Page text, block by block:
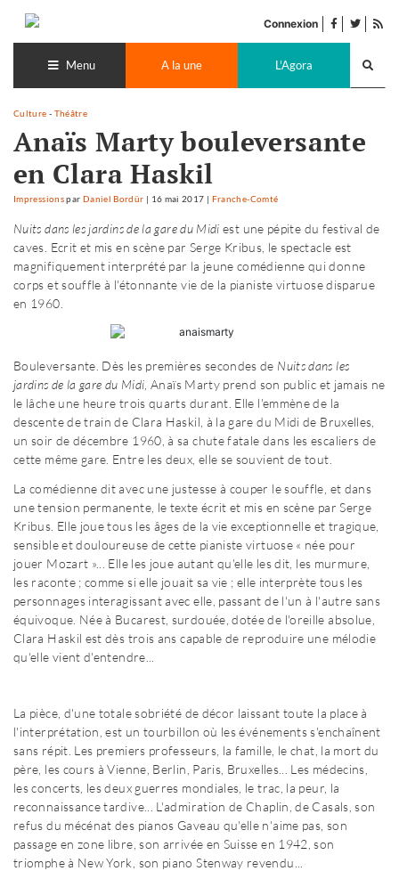
contenu
Connexion facebook
twitter
Menu A la une L'Agora
Culture - Théâtre
Anaïs Marty bouleversante
en Clara Haskil
Impressionspar Daniel Bordür | 16 mai 2017 | Franche-Comté
Nuits dans les jardins de la gare du Midi est une pépite du festival de
caves. Ecrit et mis en scène par Serge Kribus, le spectacle est
magnifiquement interprété par la jeune comédienne qui donne
corps et souffle à l'étonnante vie de la pianiste virtuose disparue
en 1960.
Bouleversante. Dès les premières secondes de Nuits dans les
jardins de la gare du Midi , Anaïs Marty prend son public et jamais ne
le lâche une heure trois quarts durant. Elle l'emmène de la
descente de train de Clara Haskil, à la gare du Midi de Bruxelles,
un soir de décembre 1960, à sa chute fatale dans les escaliers de
cette même gare. Entre les deux, elle se souvient de tout.
La comédienne dit avec une justesse à couper le souffle, et dans
une tension permanente, le texte écrit et mis en scène par Serge
Kribus. Elle joue tous les âges de la vie exceptionnelle et tragique,
sensible et douloureuse de cette pianiste virtuose « née pour
jouer Mozart »... Elle les joue autant qu'elle les dit, les murmure,
les raconte ; comme si elle jouait sa vie ; elle interprète tous les
personnages interagissant avec elle, passant de l'un à l'autre sans
équivoque. Née à Bucarest, surdouée, dotée de l'oreille absolue,
Clara Haskil est dès trois ans capable de reproduire une mélodie
qu'elle vient d'entendre...
La pièce, d'une totale sobriété de décor laissant toute la place à
l'interprétation, est un tourbillon où les événements s'enchaînent
sans répit. Les premiers professeurs, la famille, le chat, la mort du
père, les cours à Vienne, Berlin, Paris, Bruxelles... Les médecins,
les concerts, les deux guerres mondiales, le trac, la peur, la
reconnaissance tardive... L'admiration de Chaplin, de Casals, son
refus du mécénat des pianos Gaveau qu'elle n'aime pas, son
passage en zone libre, son arrivée en Suisse en 1942, son
triomphe à New York, son piano Stenway revendu...